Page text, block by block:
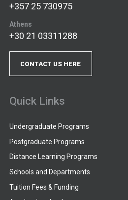
+357 25 730975
Athens
+30 21 03311288
CONTACT US HERE
Quick Links
Undergraduate Programs
Postgraduate Programs
Distance Learning Programs
Schools and Departments
Tuition Fees & Funding